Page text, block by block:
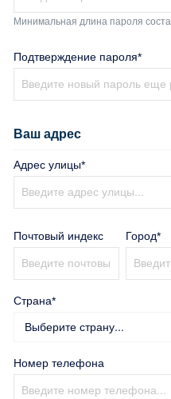
Минимальная длина пароля
Подтверждение пароля*
Ваш адрес
Адрес улицы*
Почтовый индекс Город*
Страна*
Номер телефона